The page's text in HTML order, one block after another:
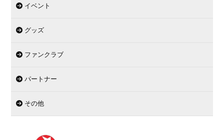
イベント
グッズ
ファンクラブ
パートナー
その他